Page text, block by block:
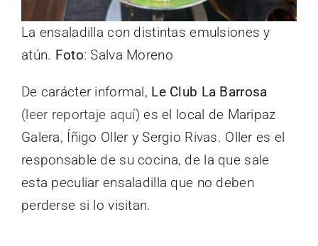
La ensaladilla con distintas emulsiones y
atún. Foto: Salva Moreno
De carácter informal, Le Club La Barrosa
(leer reportaje aquí) es el local de Maripaz
Galera, Íñigo Oller y Sergio Rivas. Oller es el
responsable de su cocina, de la que sale
esta peculiar ensaladilla que no deben
perderse si lo visitan.